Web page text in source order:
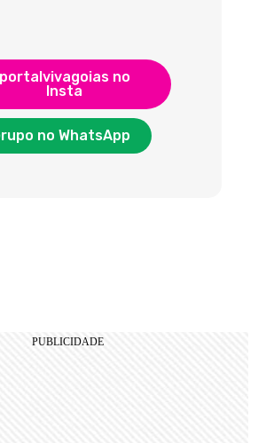
portalvivagoias no
Insta
no WhatsApp